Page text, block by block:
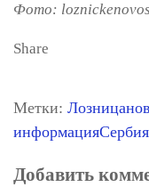
Фото:
Share
Метки: Лозница
информация
Добавить